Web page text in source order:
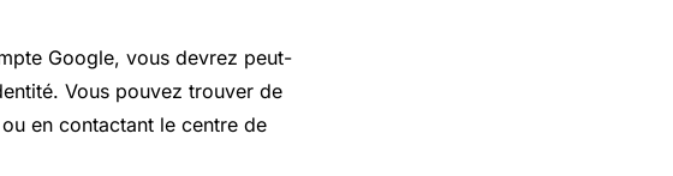
Google, vous devrez peut-
Vous pouvez trouver de
ou en contactant le centre de